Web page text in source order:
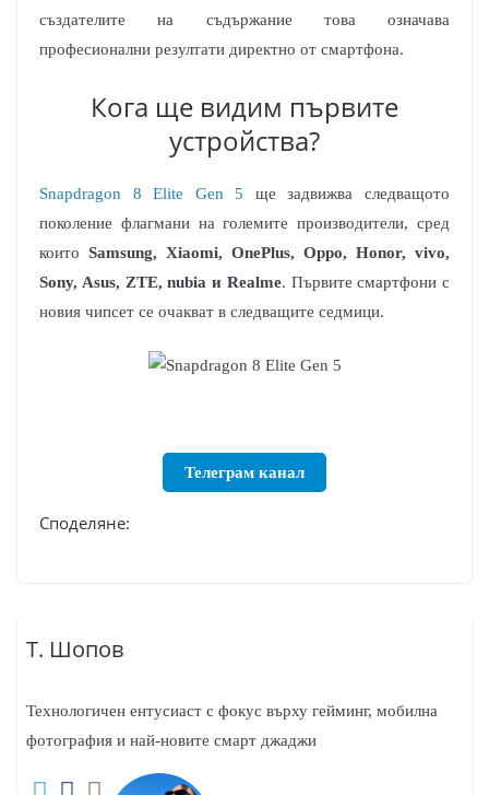
създателите на съдържание това означава
професионални резултати директно от смартфона.
Кога ще видим първите
устройства?
Snapdragon 8 Elite Gen 5 ще задвижва следващото
поколение флагмани на големите производители, сред
които Samsung, Xiaomi, OnePlus, Oppo, Honor, vivo,
Sony, Asus, ZTE, nubia и Realme. Първите смартфони с
новия чипсет се очакват в следващите седмици.
Телеграм канал
Споделяне:
Т. Шопов
Технологичен ентусиаст с фокус върху гейминг, мобилна
фотография и най-новите смарт джаджи